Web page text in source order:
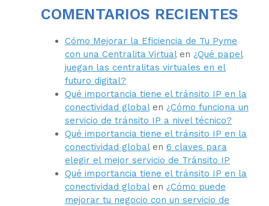
COMENTARIOS RECIENTES
Cómo Mejorar la Eficiencia de Tu Pyme
con una Centralita Virtualen ¿Qué papel
juegan las centralitas virtuales en el
futuro digital?
Qué importancia tiene el tránsito IP en la
conectividad globalen ¿Cómo funciona un
servicio de tránsito IP a nivel técnico?
Qué importancia tiene el tránsito IP en la
conectividad globalen 6 claves para
elegir el mejor servicio de Tránsito IP
Qué importancia tiene el tránsito IP en la
conectividad globalen ¿Cómo puede
mejorar tu negocio con un servicio de